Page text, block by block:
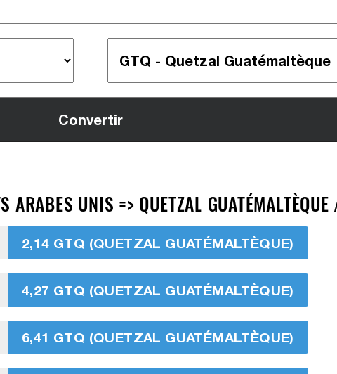
UNIS => QUETZAL
2,14 GTQ (QUETZAL GUATÉMALTÈQUE)
4,27 GTQ (QUETZAL GUATÉMALTÈQUE)
6,41 GTQ (QUETZAL GUATÉMALTÈQUE)